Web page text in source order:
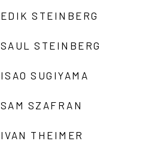
EDIK STEINBERG
SAUL STEINBERG
ISAO SUGIYAMA
SAM SZAFRAN
IVAN THEIMER